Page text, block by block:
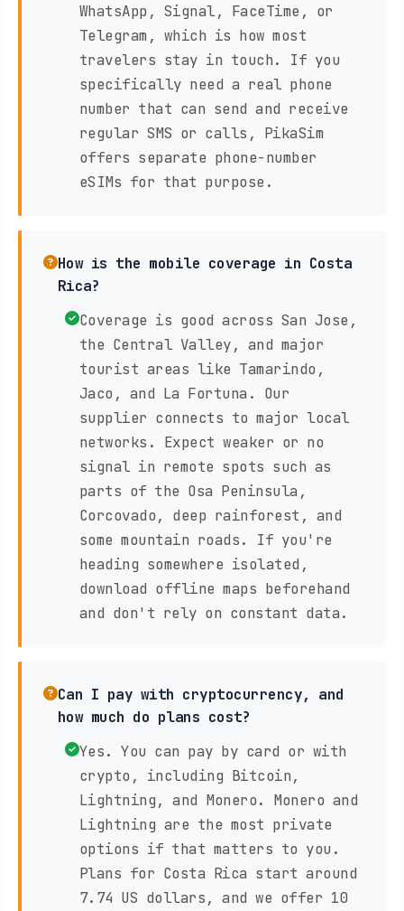
WhatsApp, Signal, FaceTime, or
Telegram, which is how most
travelers stay in touch. If you
specifically need a real phone
number that can send and receive
regular SMS or calls, PikaSim
offers separate phone-number
eSIMs for that purpose.
How is the mobile coverage in Costa
Rica?
Coverage is good across San Jose,
the Central Valley, and major
tourist areas like Tamarindo,
Jaco, and La Fortuna. Our
supplier connects to major local
networks. Expect weaker or no
signal in remote spots such as
parts of the Osa Peninsula,
Corcovado, deep rainforest, and
some mountain roads. If you're
heading somewhere isolated,
download offline maps beforehand
and don't rely on constant data.
Can I pay with cryptocurrency, and
how much do plans cost?
Yes. You can pay by card or with
crypto, including Bitcoin,
Lightning, and Monero. Monero and
Lightning are the most private
options if that matters to you.
Plans for Costa Rica start around
7.74 US dollars, and we offer 10